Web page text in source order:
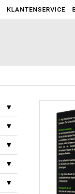
KLANTENSERVICE